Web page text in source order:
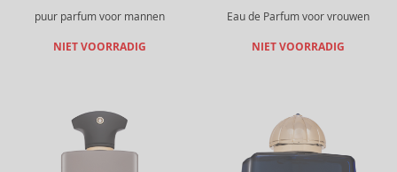
puur parfum voor mannen
NIET VOORRADIG
Eau de Parfum voor vrouwen
NIET VOORRADIG